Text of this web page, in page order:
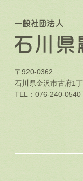
〒920-0362
石川県金沢市古府1
TEL：076-240-